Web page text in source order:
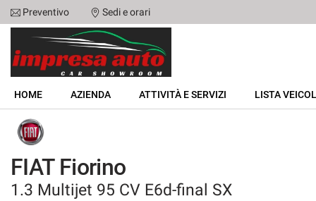
HOME
AZIENDA
ATTIVITÀ E SERVIZI
LISTA VEICOLI
Preventivo Sedi e orari
HOME AZIENDA ATTIVITÀ E SERVIZI LISTA
FIAT Fiorino
1.3 Multijet 95 CV E6d-final SX
Le
preferenze
di
consenso
Il
seguente
pannello
consente
esprimere